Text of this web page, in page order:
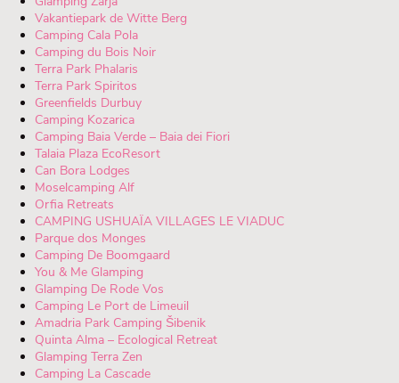
Vakantiepark de Witte Berg
Camping Cala Pola
Camping du Bois Noir
Terra Park Phalaris
Terra Park Spiritos
Greenfields Durbuy
Camping Kozarica
Camping Baia Verde – Baia dei Fiori
Talaia Plaza EcoResort
Can Bora Lodges
Moselcamping Alf
Orfia Retreats
CAMPING USHUAÏA VILLAGES LE VIADUC
Parque dos Monges
Camping De Boomgaard
You & Me Glamping
Glamping De Rode Vos
Camping Le Port de Limeuil
Amadria Park Camping Šibenik
Quinta Alma – Ecological Retreat
Glamping Terra Zen
Camping La Cascade